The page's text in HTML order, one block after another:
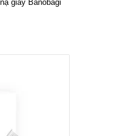
giấy Banobagi